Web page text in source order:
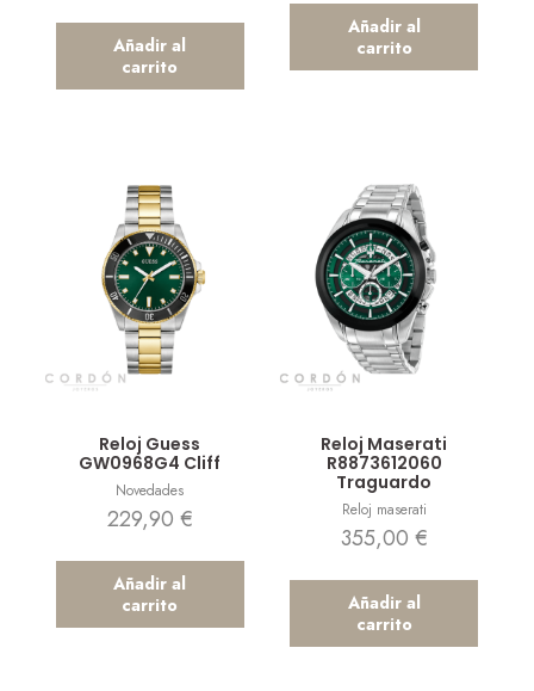
Añadir al
carrito
Añadir al
carrito
Reloj Guess
GW0968G4 Cliff
Novedades
229,90 €
Añadir al
carrito
Reloj Maserati
R8873612060
Traguardo
Reloj maserati
355,00 €
Añadir al
carrito